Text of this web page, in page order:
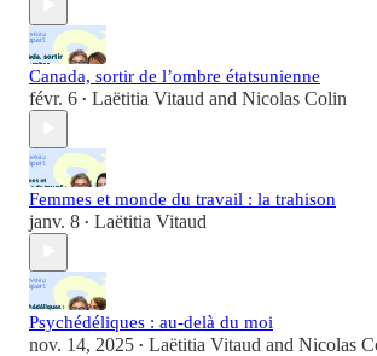
Canada, sortir de l’ombre étatsunienne
févr. 6 • Laëtitia Vitaud and Nicolas Colin
Femmes et monde du travail : la trahison
janv. 8 • Laëtitia Vitaud
Psychédéliques : au-delà du moi
nov. 14, 2025 • Laëtitia Vitaud and Nicolas